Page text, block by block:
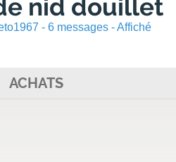
nid douillet
- 6 messages - Affiché
ACHATS